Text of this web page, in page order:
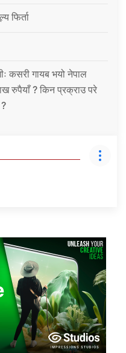
फिर्ता
कसरी गायब भयो नेपाल
रुपैयाँ ? किन प्रक्राउ परे